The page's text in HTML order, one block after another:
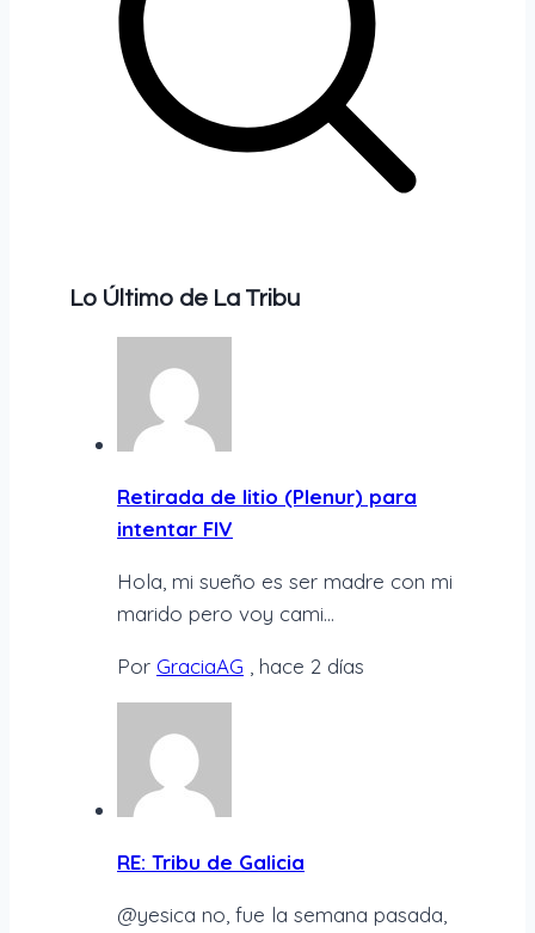
Lo Último de La Tribu
Retirada de litio (Plenur) para
intentar FIV
Hola, mi sueño es ser madre con mi
marido pero voy cami...
Por GraciaAG hace 2 días
RE: Tribu de Galicia
@yesica no, fue la semana pasada,